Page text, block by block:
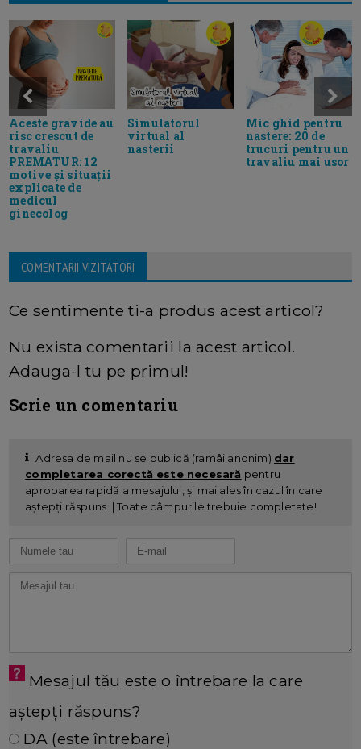
Aceste gravide au
risc crescut de
travaliu
PREMATUR: 12
motive și situații
explicate de
medicul
ginecolog
Simulatorul
virtual al
nasterii
Mic ghid pentru
nastere: 20 de
trucuri pentru un
travaliu mai usor
COMENTARII VIZITATORI
Ce sentimente ti-a produs acest articol?
Nu exista comentarii la acest articol.
Adauga-l tu pe primul!
Scrie un comentariu
Adresa de mail nu se publică (ramâi anonim) dar
completarea corectă este necesară pentru
aprobarea rapidă a mesajului, și mai ales în cazul în care
aștepți răspuns. | Toate câmpurile trebuie completate!
Mesajul tău este o întrebare la care
aștepți răspuns?
DA (este întrebare)